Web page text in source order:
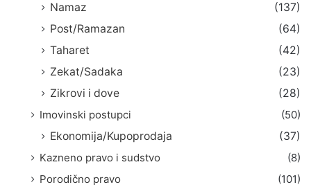
Namaz
(137)
Post/Ramazan
(64)
Taharet
(42)
Zekat/Sadaka
(23)
Zikrovi i dove
(28)
Imovinski postupci
(50)
Ekonomija/Kupoprodaja
(37)
Kazneno pravo i sudstvo
(8)
Porodično pravo
(101)